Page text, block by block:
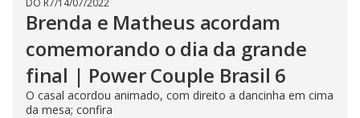
DO R7/14/07/2022
Brenda e Matheus acordam
comemorando o dia da grande
final | Power Couple Brasil 6
O casal acordou animado, com direito a dancinha em cima
da mesa; confira